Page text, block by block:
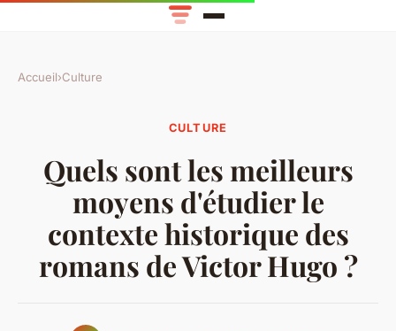
Accueil›Culture
CULTURE
Quels sont les meilleurs
moyens d'étudier le
contexte historique des
romans de Victor Hugo ?